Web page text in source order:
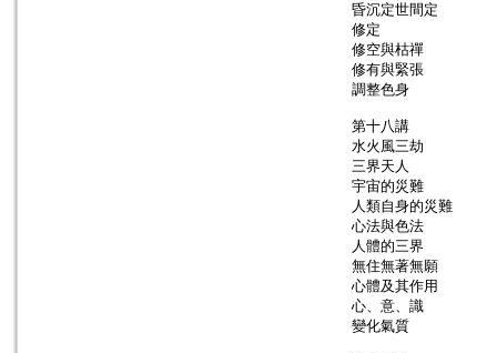
昏沉定世間定
修定
修空與枯禪
修有與緊張
調整色身
第十八講
水火風三劫
三界天人
宇宙的災難
人類自身的災難
心法與色法
人體的三界
無住無著無願
心體及其作用
心、意、識
變化氣質